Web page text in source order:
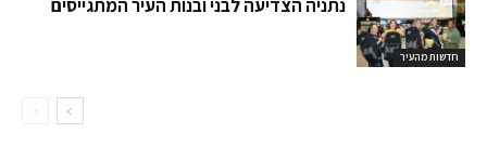
חדשות מהעיר
נתניה הצדיעה לבני ובנות העיר המתגייסים